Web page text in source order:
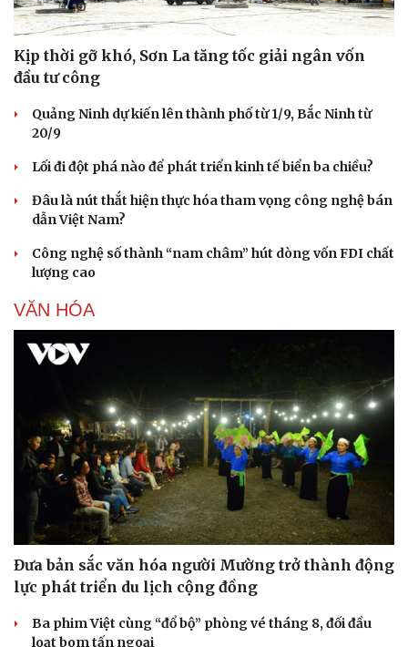
Du lịch
Tư vấn
Săn Tour
check-in
Câu chuyện thời sự
Kể chuyện cho bé
Hạt giống tâm hồn
Kịp thời gỡ khó, Sơn La tăng tốc giải ngân vốn
đầu tư công
Quảng Ninh dự kiến lên thành phố từ 1/9, Bắc Ninh từ
20/9
Lối đi đột phá nào để phát triển kinh tế biển ba chiều?
Đâu là nút thắt hiện thực hóa tham vọng công nghệ bán
dẫn Việt Nam?
Công nghệ số thành “nam châm” hút dòng vốn FDI chất
lượng cao
VĂN HÓA
Đưa bản sắc văn hóa người Mường trở thành động
lực phát triển du lịch cộng đồng
Ba phim Việt cùng “đổ bộ” phòng vé tháng 8, đối đầu
loạt bom tấn ngoại